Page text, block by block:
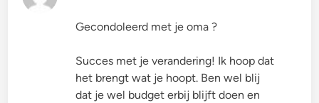
Gecondoleerd met je oma ?
Succes met je verandering! Ik hoop dat
het brengt wat je hoopt. Ben wel blij
dat je wel budget erbij blijft doen en